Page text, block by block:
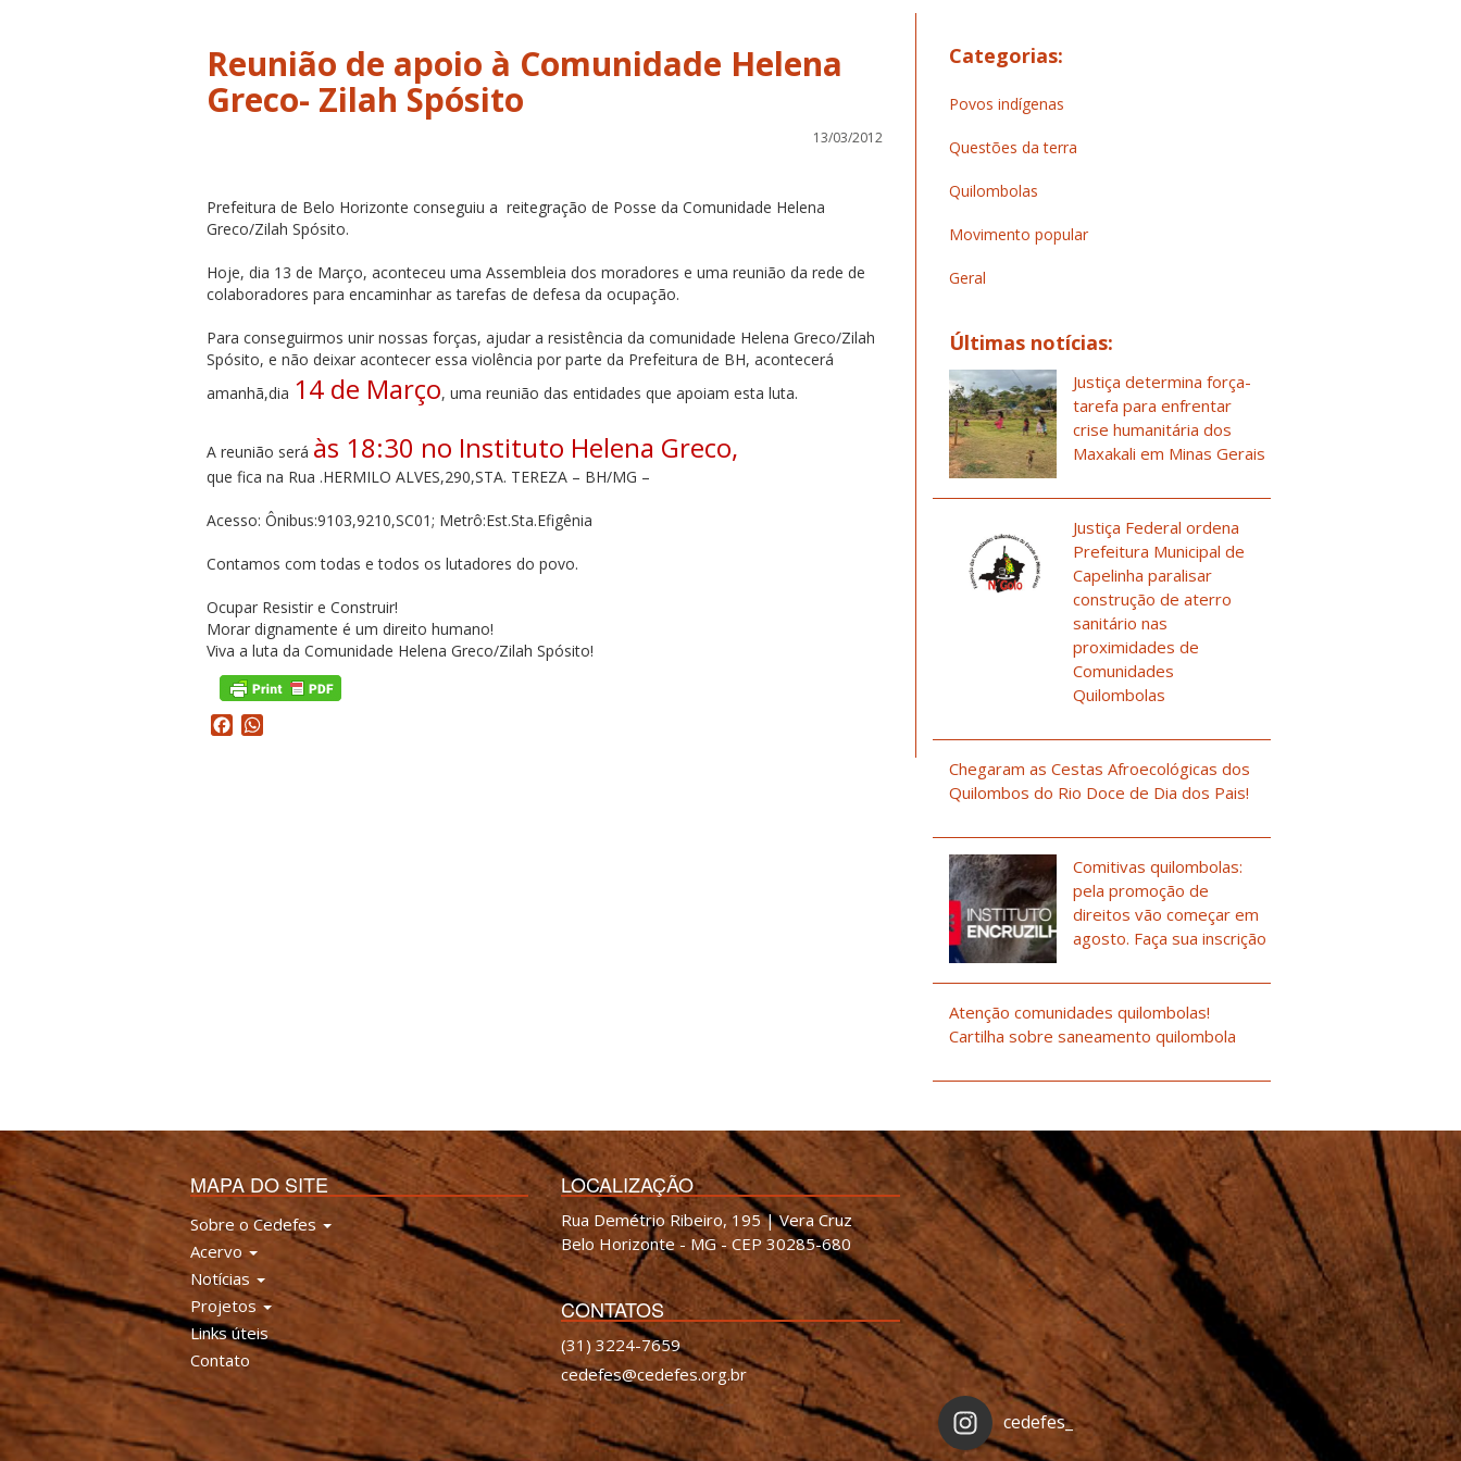
Reunião de apoio à Comunidade Helena
13/03/2012
Prefeitura de Belo Horizonte conseguiu a reitegração de Posse da Comunidade Helena
Greco/Zilah Spósito.
Hoje, dia 13 de Março, aconteceu uma Assembleia dos moradores e uma reunião da rede de
colaboradores para encaminhar as tarefas de defesa da ocupação.
Para conseguirmos unir nossas forças, ajudar a resistência da comunidade Helena Greco/Zilah
Spósito, e não deixar acontecer essa violência por parte da Prefeitura de BH, acontecerá
amanhã,dia 14 de Março, uma reunião das entidades que apoiam esta luta.
A reunião será às 18:30 no Instituto Helena Greco,
que fica na Rua .HERMILO ALVES,290,STA. TEREZA – BH/MG –
Acesso: Ônibus:9103,9210,SC01; Metrô:Est.Sta.Efigênia
Contamos com todas e todos os lutadores do povo.
Ocupar Resistir e Construir!
Morar dignamente é um direito humano!
Viva a luta da Comunidade Helena Greco/Zilah Spósito!
Facebook
Categorias:
Povos indígenas
Questões da terra
Quilombolas
Movimento popular
Geral
Últimas notícias:
Justiça determina força-
tarefa para enfrentar
crise humanitária dos
Maxakali em Minas Gerais
Justiça Federal ordena
Prefeitura Municipal de
Capelinha paralisar
construção de aterro
sanitário nas
proximidades de
Comunidades
Quilombolas
Chegaram as Cestas Afroecológicas dos
Quilombos do Rio Doce de Dia dos Pais!
Comitivas quilombolas:
pela promoção de
direitos vão começar em
agosto. Faça sua inscrição
Atenção comunidades quilombolas!
Cartilha sobre saneamento quilombola
MAPA DO SITE
Sobre o Cedefes
Acervo
Notícias
Projetos
Links úteis
Contato
LOCALIZAÇÃO
Rua Demétrio Ribeiro, 195 | Vera Cruz
Belo Horizonte - MG - CEP 30285-680
CONTATOS
(31) 3224-7659
cedefes@cedefes.org.br
cedefes_